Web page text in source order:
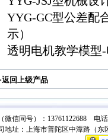
YYG-GC型公差配
示）
透明电机教学模型
·返回上级产品
微信同号）：13761122688 电
地址：上海市普陀区中潭路（